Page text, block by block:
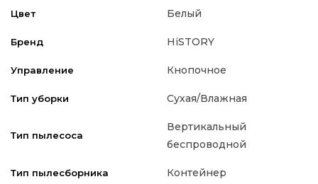
Цвет Белый
Бренд HiSTORY
Управление Кнопочное
Тип уборки Сухая/Влажная
Тип пылесоса
Вертикальный
беспроводной
Тип пылесборника Контейнер